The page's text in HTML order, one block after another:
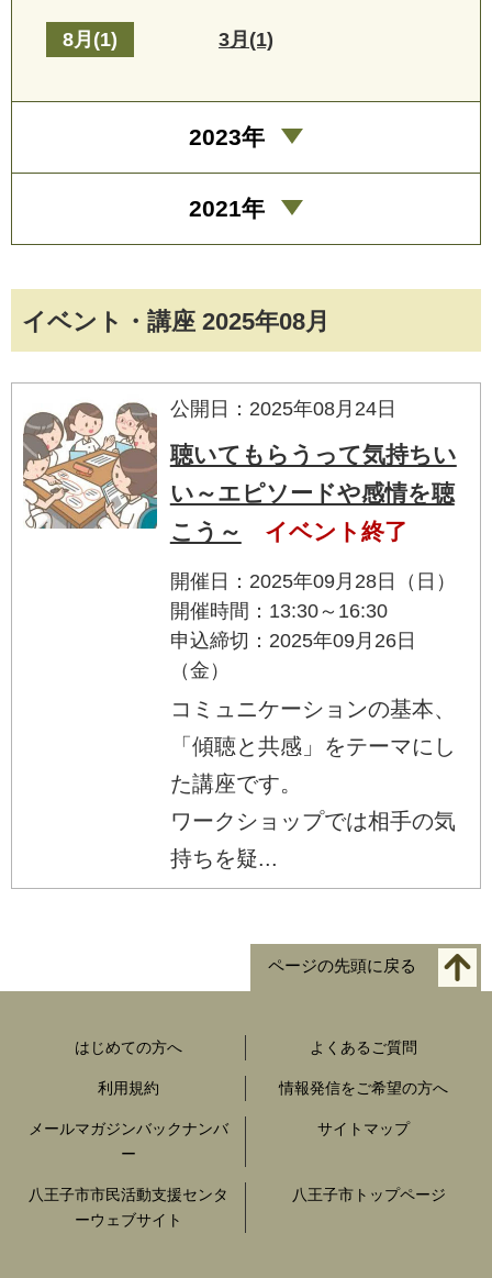
イベント・講座 2025年08月
公開日：2025年08月24日
聴いてもらうって気持ちい
い～エピソードや感情を聴
こう～
イベント終了
開催日：2025年09月28日（日）
開催時間：13:30～16:30
申込締切：2025年09月26日
（金）
コミュニケーションの基本、
「傾聴と共感」をテーマにし
た講座です。
ワークショップでは相手の気
持ちを疑...
8月(1) 3月(1)
2023年
2021年
ページの先頭に戻る
はじめての方へ よくあるご質問
利用規約 情報発信をご希望の方へ
メールマガジンバックナンバ
ー
サイトマップ
八王子市市民活動支援センタ
ーウェブサイト
八王子市トップページ